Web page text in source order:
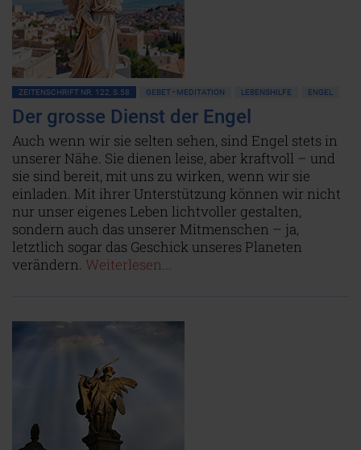
ZEITENSCHRIFT NR. 122, S.58 GEBET • MEDITATION LEBENSHILFE ENGEL
Der grosse Dienst der Engel
Auch wenn wir sie selten sehen, sind Engel stets in
unserer Nähe. Sie dienen leise, aber kraftvoll – und
sie sind bereit, mit uns zu wirken, wenn wir sie
einladen. Mit ihrer Unterstützung können wir nicht
nur unser eigenes Leben lichtvoller gestalten,
sondern auch das unserer Mitmenschen – ja,
letztlich sogar das Geschick unseres Planeten
verändern. Weiterlesen...